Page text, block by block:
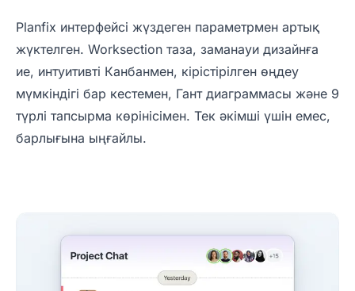
Planfix интерфейсі жүздеген параметрмен артық
жүктелген. Worksection таза, заманауи дизайнға
ие, интуитивті Канбанмен, кірістірілген өңдеу
мүмкіндігі бар кестемен, Гант диаграммасы және 9
түрлі тапсырма көрінісімен. Тек әкімші үшін емес,
барлығына ыңғайлы.